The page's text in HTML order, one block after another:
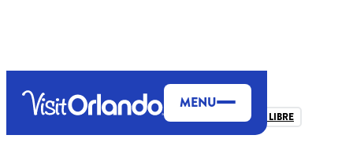
MENU
MÁS PARA EXPLORAR NATURALEZA Y AIRE LIBRE